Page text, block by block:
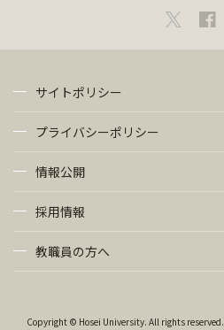
サイトポリシー
プライバシーポリシー
情報公開
採用情報
教職員の方へ
Copyright © Hosei University. All rights reserved.